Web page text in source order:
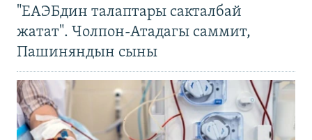
"ЕАЭБдин талаптары сакталбай
жатат". Чолпон-Атадагы саммит,
Пашиняндын сыны